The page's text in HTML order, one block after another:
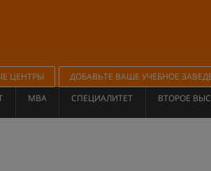
ЦЕНТРЫ
ДОБАВЬТЕ ВАШЕ УЧЕБНОЕ
MBA СПЕЦИАЛИТЕТ ВТОРОЕ